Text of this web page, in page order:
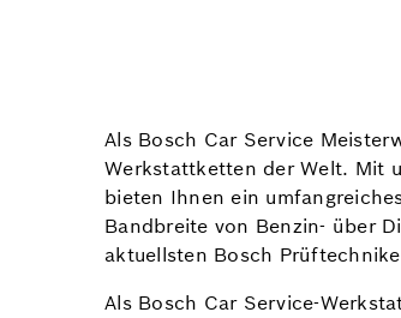
Als Bosch Car Service
Werkstattketten der Welt. Mit
bieten Ihnen ein
Bandbreite von Benzin- über
aktuellsten Bosch
Als Bosch Car Service-